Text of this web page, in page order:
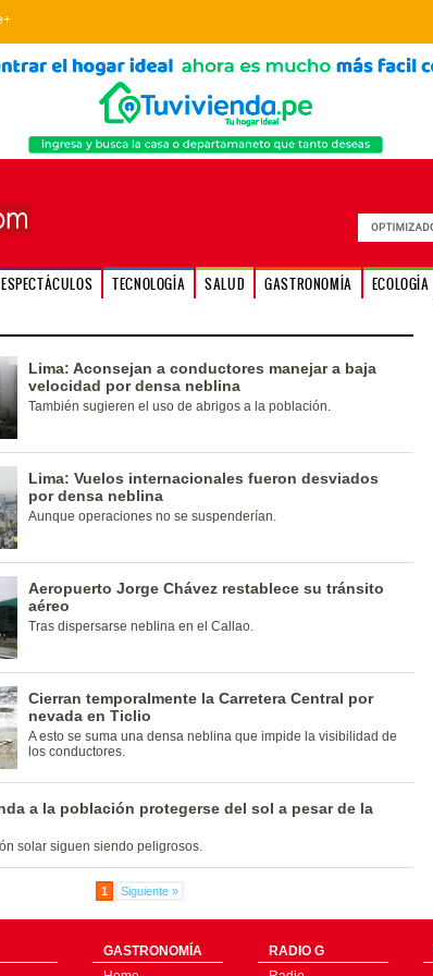
ESPECTÁCULOS TECNOLOGÍA SALUD GASTRONOMÍA ECOLOGÍA
Lima: Aconsejan a conductores manejar a baja
velocidad por densa neblina
También sugieren el uso de abrigos a la población.
Lima: Vuelos internacionales fueron desviados
por densa neblina
Aunque operaciones no se suspenderían.
Aeropuerto Jorge Chávez restablece su tránsito
aéreo
Tras dispersarse neblina en el Callao.
Cierran temporalmente la Carretera Central por
nevada en Ticlio
A esto se suma una densa neblina que impide la visibilidad de
los conductores.
a la población protegerse del sol a pesar de la
solar siguen siendo peligrosos.
1 Siguiente »
GASTRONOMÍA
RADIO G